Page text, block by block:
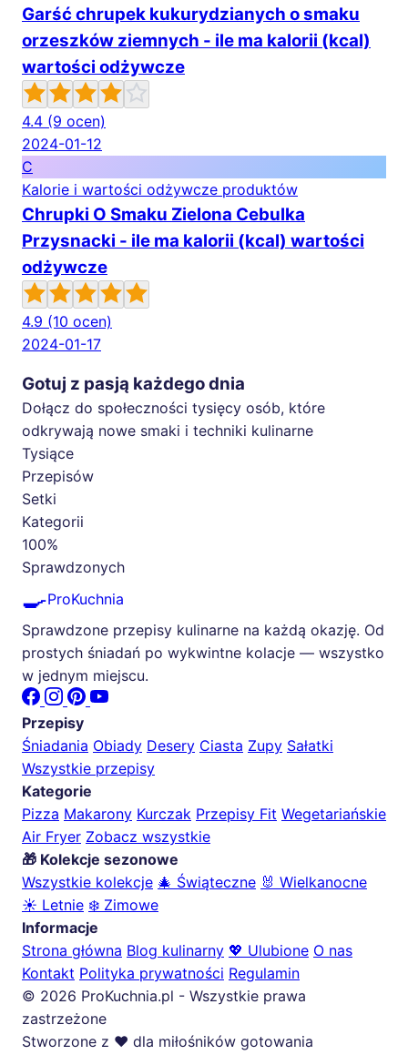
Garść chrupek kukurydzianych o smaku
orzeszków ziemnych - ile ma kalorii (kcal)
wartości odżywcze
4.4 (9 ocen)
2024-01-12
C
Kalorie i wartości odżywcze produktów
Chrupki O Smaku Zielona Cebulka
Przysnacki - ile ma kalorii (kcal) wartości
odżywcze
4.9 (10 ocen)
2024-01-17
Gotuj z pasją każdego dnia
Dołącz do społeczności tysięcy osób, które
odkrywają nowe smaki i techniki kulinarne
Tysiące
Przepisów
Setki
Kategorii
100%
Sprawdzonych
🍳ProKuchnia
Sprawdzone przepisy kulinarne na każdą okazję. Od
prostych śniadań po wykwintne kolacje — wszystko
w jednym miejscu.
Przepisy
Śniadania Obiady Desery Ciasta Zupy Sałatki
Wszystkie przepisy
Kategorie
Pizza Makarony Kurczak Przepisy Fit Wegetariańskie
Air Fryer Zobacz wszystkie
🎁 Kolekcje sezonowe
Wszystkie kolekcje 🎄 Świąteczne 🐰 Wielkanocne
☀️ Letnie ❄️ Zimowe
Informacje
Strona główna Blog kulinarny 💖 Ulubione O nas
Kontakt Polityka prywatności Regulamin
© 2026 ProKuchnia.pl - Wszystkie prawa
zastrzeżone
Stworzone z ❤️ dla miłośników gotowania